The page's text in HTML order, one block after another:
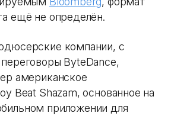
ещё не определён.
компании, с
ByteDance,
американское
Beat Shazam, основанное на
приложении для